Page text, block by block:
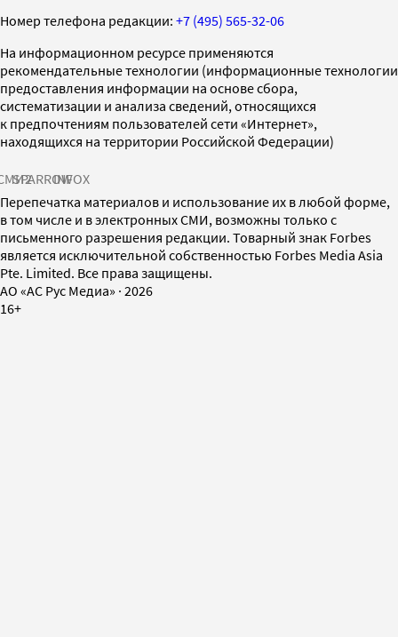
Номер телефона редакции: +7 (495) 565-32-06
На информационном ресурсе применяются
рекомендательные технологии (информационные технологии
предоставления информации на основе сбора,
систематизации и анализа сведений, относящихся
к предпочтениям пользователей сети «Интернет»,
находящихся на территории Российской Федерации)
SPARROWINFOX
Перепечатка материалов и использование их в любой форме,
в том числе и в электронных СМИ, возможны только с
письменного разрешения редакции. Товарный знак Forbes
является исключительной собственностью Forbes Media Asia
Pte. Limited. Все права защищены.
AO «АС Рус Медиа» · 2026
16+